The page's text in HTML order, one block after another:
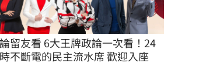
留友看 6大王牌政論一次看！24
不斷電的民主流水席 歡迎入座